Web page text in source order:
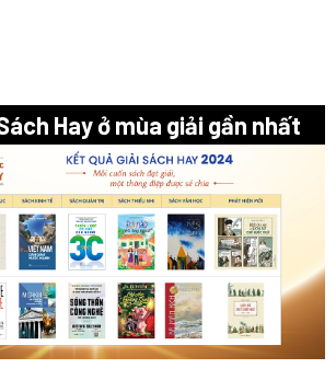
Hay ở mùa giải gần nhất